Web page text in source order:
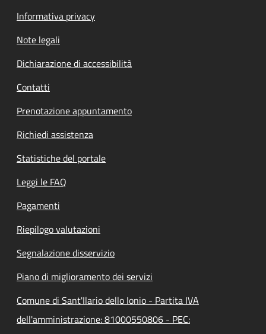
Informativa privacy
Note legali
Dichiarazione di accessibilità
Contatti
Prenotazione appuntamento
Richiedi assistenza
Statistiche del portale
Leggi le FAQ
Pagamenti
Riepilogo valutazioni
Segnalazione disservizio
Piano di miglioramento dei servizi
Comune di Sant'Ilario dello Ionio - Partita IVA
dell'amministrazione: 81000550806 - PEC: